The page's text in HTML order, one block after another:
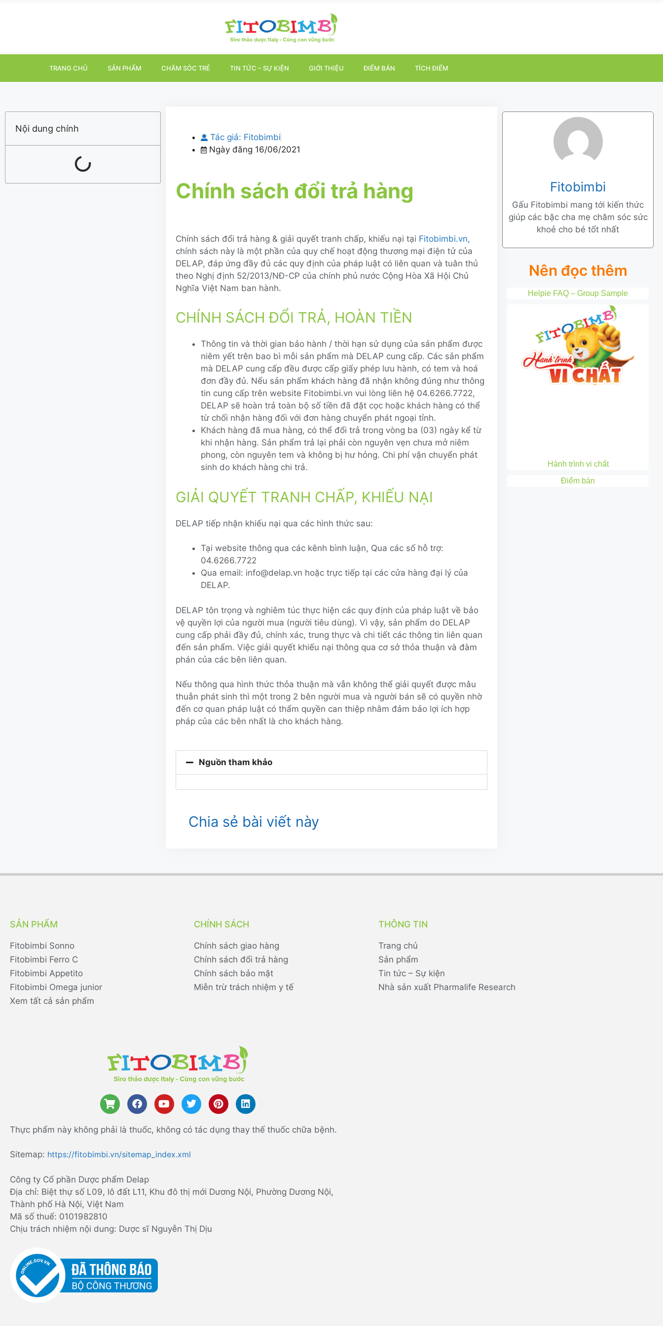
TRANG CHỦ SẢN PHẨM CHĂM SÓC TRẺ TIN TỨC – SỰ KIỆN GIỚI THIỆU ĐIỂM BÁN TÍCH ĐIỂM
Nội dung chính
Tác giả: Fitobimbi
Ngày đăng 16/06/2021
Chính sách đổi trả hàng
Chính sách đổi trả hàng & giải quyết tranh chấp, khiếu nại tại Fitobimbi.vn,
chính sách này là một phần của quy chế hoạt động thương mại điện tử của
DELAP, đáp ứng đầy đủ các quy định của pháp luật có liên quan và tuân thủ
theo Nghị định 52/2013/NĐ-CP của chính phủ nước Cộng Hòa Xã Hội Chủ
Nghĩa Việt Nam ban hành.
CHÍNH SÁCH ĐỔI TRẢ, HOÀN TIỀN
Thông tin và thời gian bảo hành / thời hạn sử dụng của sản phẩm được
niêm yết trên bao bì mỗi sản phẩm mà DELAP cung cấp. Các sản phẩm
mà DELAP cung cấp đều được cấp giấy phép lưu hành, có tem và hoá
đơn đầy đủ. Nếu sản phẩm khách hàng đã nhận không đúng như thông
tin cung cấp trên website Fitobimbi.vn vui lòng liên hệ 04.6266.7722,
DELAP sẽ hoàn trả toàn bộ số tiền đã đặt cọc hoặc khách hàng có thể
từ chối nhận hàng đối với đơn hàng chuyển phát ngoại tỉnh.
Khách hàng đã mua hàng, có thể đổi trả trong vòng ba (03) ngày kể từ
khi nhận hàng. Sản phẩm trả lại phải còn nguyên vẹn chưa mở niêm
phong, còn nguyên tem và không bị hư hỏng. Chi phí vận chuyển phát
sinh do khách hàng chi trả.
GIẢI QUYẾT TRANH CHẤP, KHIẾU NẠI
DELAP tiếp nhận khiếu nại qua các hình thức sau:
Tại website thông qua các kênh bình luận, Qua các số hỗ trợ:
04.6266.7722
Qua email: info@delap.vn hoặc trực tiếp tại các cửa hàng đại lý của
DELAP.
DELAP tôn trọng và nghiêm túc thực hiện các quy định của pháp luật về bảo
vệ quyền lợi của người mua (người tiêu dùng). Vì vậy, sản phẩm do DELAP
cung cấp phải đầy đủ, chính xác, trung thực và chi tiết các thông tin liên quan
đến sản phẩm. Việc giải quyết khiếu nại thông qua cơ sở thỏa thuận và đàm
phán của các bên liên quan.
Nếu thông qua hình thức thỏa thuận mà vẫn không thể giải quyết được mâu
thuẫn phát sinh thì một trong 2 bên người mua và người bán sẽ có quyền nhờ
đến cơ quan pháp luật có thẩm quyền can thiệp nhằm đảm bảo lợi ích hợp
pháp của các bên nhất là cho khách hàng.
Nguồn tham khảo
Chia sẻ bài viết này
Fitobimbi
Gấu Fitobimbi mang tới kiến thức
giúp các bậc cha mẹ chăm sóc sức
khoẻ cho bé tốt nhất
Nên đọc thêm
Helpie FAQ – Group Sample
Hành trình vi chất
Điểm bán
SẢN PHẨM
Fitobimbi Sonno
Fitobimbi Ferro C
Fitobimbi Appetito
Fitobimbi Omega junior
Xem tất cả sản phẩm
CHÍNH SÁCH
Chính sách giao hàng
Chính sách đổi trả hàng
Chính sách bảo mật
Miễn trừ trách nhiệm y tế
THÔNG TIN
Trang chủ
Sản phẩm
Tin tức – Sự kiện
Nhà sản xuất Pharmalife Research
Thực phẩm này không phải là thuốc, không có tác dụng thay thế thuốc chữa bệnh.
Sitemap: https://fitobimbi.vn/sitemap_index.xml
Công ty Cổ phần Dược phẩm Delap
Địa chỉ: Biệt thự số L09, lô đất L11, Khu đô thị mới Dương Nội, Phường Dương Nội,
Thành phố Hà Nội, Việt Nam
Mã số thuế: 0101982810
Chịu trách nhiệm nội dung: Dược sĩ Nguyễn Thị Dịu